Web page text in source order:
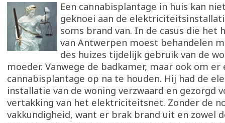
Een cannabisplantage in huis kan
geknoei aan de
soms brand van. In de casus die het
van Antwerpen moest behandelen
des huizes tijdelijk gebruik van de
moeder. Vanwege de badkamer, maar ook om er
cannabisplantage op na te houden. Hij had de
installatie van de woning verzwaard en gezorgd
vertakking van het elektriciteitsnet. Zonder de
vakkundigheid, want er brak brand uit en zowel